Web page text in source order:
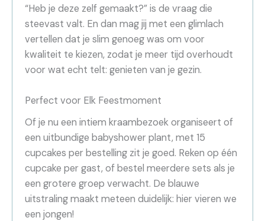
“Heb je deze zelf gemaakt?” is de vraag die
steevast valt. En dan mag jij met een glimlach
vertellen dat je slim genoeg was om voor
kwaliteit te kiezen, zodat je meer tijd overhoudt
voor wat echt telt: genieten van je gezin.
Perfect voor Elk Feestmoment
Of je nu een intiem kraambezoek organiseert of
een uitbundige babyshower plant, met 15
cupcakes per bestelling zit je goed. Reken op één
cupcake per gast, of bestel meerdere sets als je
een grotere groep verwacht. De blauwe
uitstraling maakt meteen duidelijk: hier vieren we
een jongen!